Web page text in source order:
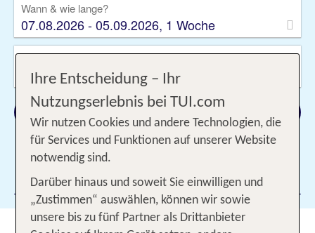
Wann & wie lange?
07.08.2026 - 05.09.2026, 1 Woche
Wer reist mit?
2 Erwachsene
Suchen
Filter hinzufügen
Super Last Minute - Bis zu 50 %
Ihre Entscheidung – Ihr
Nutzungserlebnis bei TUI.com
Wir nutzen Cookies und andere Technologien, die
für Services und Funktionen auf unserer Website
notwendig sind.
Darüber hinaus und soweit Sie einwilligen und
„Zustimmen“ auswählen, können wir sowie
unsere bis zu fünf Partner als Drittanbieter